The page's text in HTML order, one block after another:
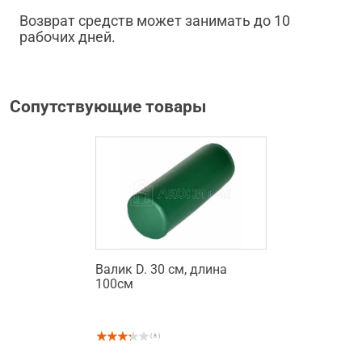
Возврат средств может занимать до 10
рабочих дней.
Сопутствующие товары
Валик D. 30 см, длина
100см
( 8 )